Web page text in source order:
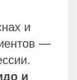
и
—
и